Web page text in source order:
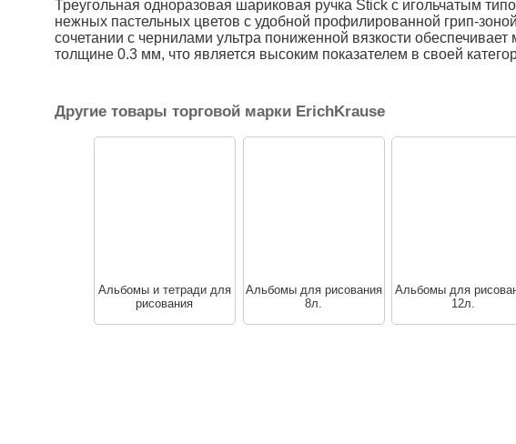
Треугольная одноразовая шариковая ручка Stick с игольчатым
нежных пастельных цветов с удобной профилированной грип-
сочетании с чернилами ультра пониженной вязкости
толщине 0.3 мм, что является высоким показателем в своей
Другие товары торговой марки ErichKrause
Альбомы и тетради для
рисования
Альбомы для рисования
8л.
Альбомы для
12л.